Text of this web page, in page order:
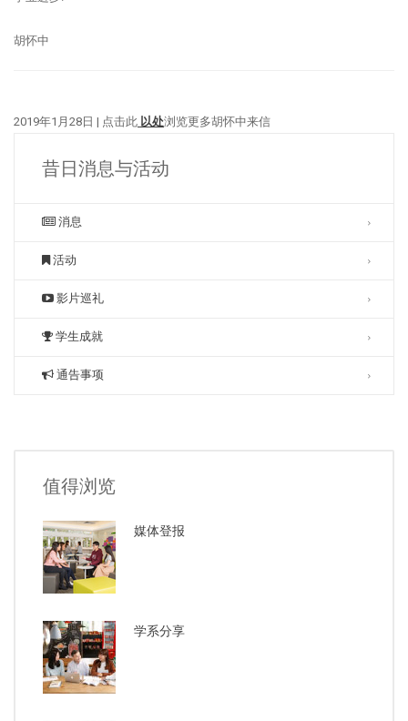
胡怀中
2019年1月28日 | 点击此 以处浏览更多胡怀中来信
昔日消息与活动
消息
活动
影片巡礼
学生成就
通告事项
值得浏览
媒体登报
学系分享